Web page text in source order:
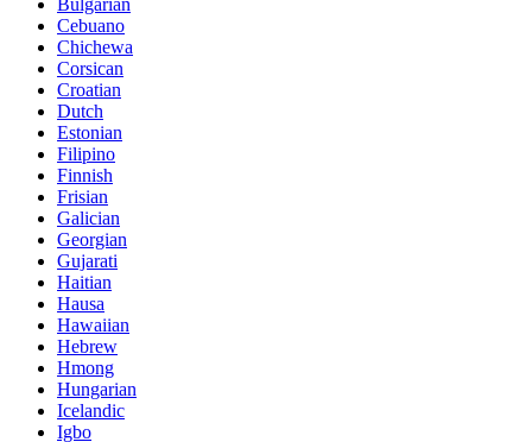
Cebuano
Chichewa
Corsican
Croatian
Dutch
Estonian
Filipino
Finnish
Frisian
Galician
Georgian
Gujarati
Haitian
Hausa
Hawaiian
Hebrew
Hmong
Hungarian
Icelandic
Igbo